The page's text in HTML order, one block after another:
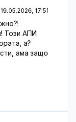
19.05.2026, 17:51
Този АПИ
а?
ама защо